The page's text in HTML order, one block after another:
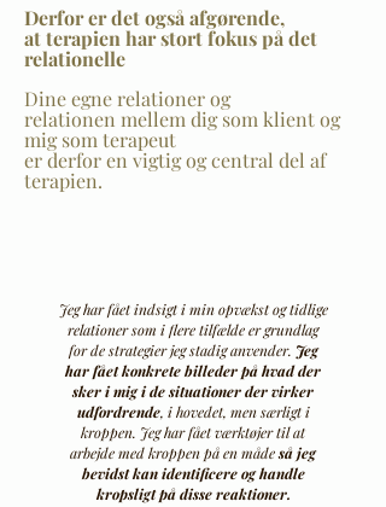
Derfor er detogså afgørende,
at terapien har stort fokuspå det
relationelle
Dine egne relationer og
relationen mellem dig som klient og
mig som terapeut
er derfor en vigtig og central del af
terapien.
Jeg har fået indsigt i min opvækst og tidlige
relationer som i flere tilfælde er grundlag
for de strategier jeg stadig anvender. Jeg
har fået konkrete billeder på hvad der
sker i mig i de situationer der virker
udfordrende, i hovedet, men særligt i
kroppen. Jeg har fået værktøjer til at
arbejde med kroppen på en mådeså jeg
bevidst kan identificere og handle
kropsligt på disse reaktioner.